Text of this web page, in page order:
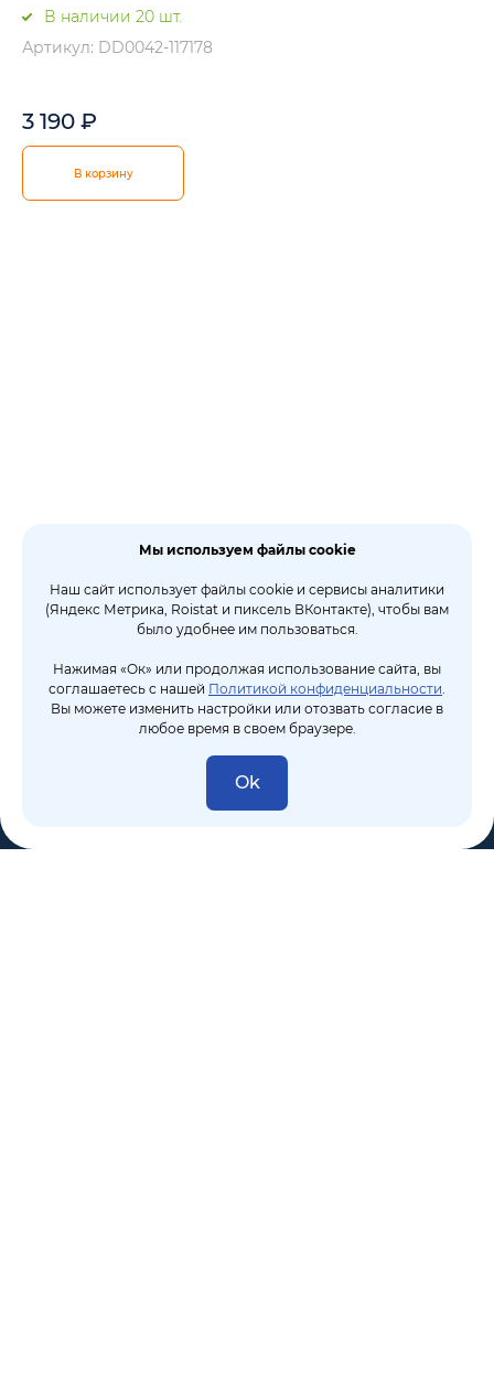
В наличии 20 шт.
Артикул: DD0042-117178
3 190 ₽
В корзину
Мы используем файлы cookie
Наш сайт использует файлы cookie и сервисы аналитики
(Яндекс Метрика, Roistat и пиксель ВКонтакте), чтобы вам
было удобнее им пользоваться.
Нажимая «Ок» или продолжая использование сайта, вы
соглашаетесь с нашей Политикой конфиденциальности.
Вы можете изменить настройки или отозвать согласие в
любое время в своем браузере.
Ok